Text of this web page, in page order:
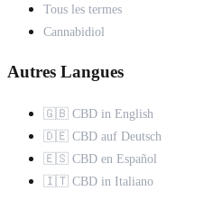
Tous les termes
Cannabidiol
Autres Langues
🇬🇧 CBD in English
🇩🇪 CBD auf Deutsch
🇪🇸 CBD en Español
🇮🇹 CBD in Italiano